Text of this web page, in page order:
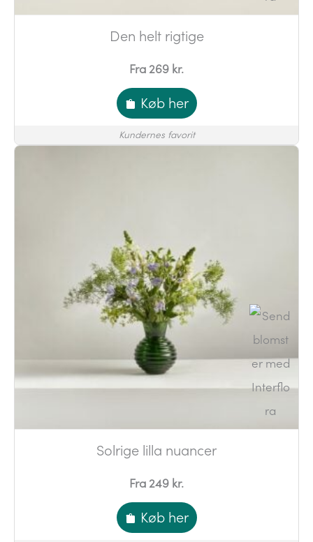
Den helt rigtige
Fra 269 kr.
Køb her
Kundernes favorit
Solrige lilla nuancer
Fra 249 kr.
Køb her